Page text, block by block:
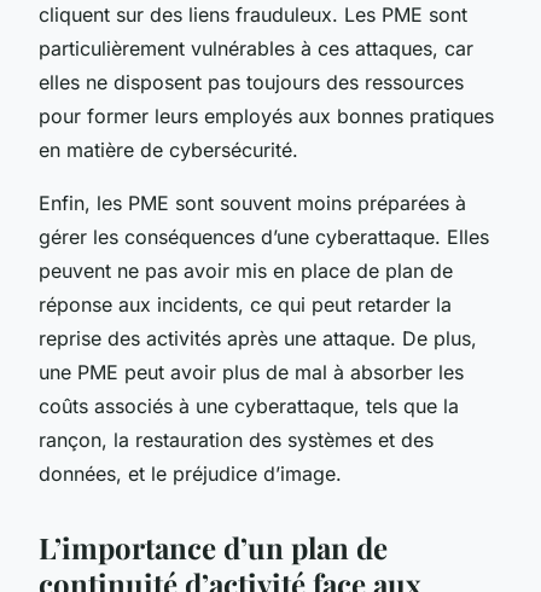
cliquent sur des liens frauduleux. Les PME sont
particulièrement vulnérables à ces attaques, car
elles ne disposent pas toujours des ressources
pour former leurs employés aux bonnes pratiques
en matière de cybersécurité.
Enfin, les PME sont souvent moins préparées à
gérer les conséquences d’une cyberattaque. Elles
peuvent ne pas avoir mis en place de plan de
réponse aux incidents, ce qui peut retarder la
reprise des activités après une attaque. De plus,
une PME peut avoir plus de mal à absorber les
coûts associés à une cyberattaque, tels que la
rançon, la restauration des systèmes et des
données, et le préjudice d’image.
L’importance d’un plan de
continuité d’activité face aux